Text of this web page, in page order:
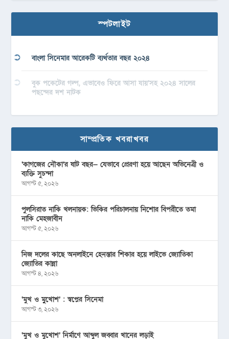
স্পটলাইট
বাংলা সিনেমার আরেকটি ব্যর্থতার বছর ২০২৪
বুক পকেটের গল্প, এভাবেও ফিরে আসা যায়’সহ ২০২৪ সালের
পছন্দের দশ নাটক
সাম্প্রতিক খবরাখবর
‘কাগজের নৌকা’র ষাট বছর— যেভাবে প্রেরণা হয়ে আছেন অভিনেত্রী ও
ব্যক্তি সুচন্দা
আগস্ট ৫, ২০২৬
পুলসিরাত নাকি খলনায়ক: ভিকির পরিচালনায় নিশোর বিপরীতে তমা
নাকি মেহজাবীন
আগস্ট ৫, ২০২৬
নিজ দলের কাছে অনলাইনে হেনস্তার শিকার হয়ে লাইভে জ্যোতিকা
জ্যোতির কান্না
আগস্ট ৪, ২০২৬
‘মুখ ও মু্খোশ’ : স্বপ্নের সিনেমা
আগস্ট ৩, ২০২৬
‘মুখ ও মুখোশ’ নির্মাণে আব্দুল জব্বার খানের লড়াই